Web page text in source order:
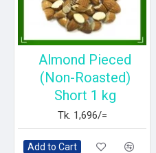
Almond Pieced
(Non-Roasted)
Short 1 kg
Tk. 1,696/=
Add to Cart